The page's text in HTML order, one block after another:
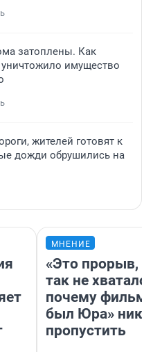
затоплены. Как
имущество
жителей готовят к
дожди обрушились на
МНЕНИЕ
«Это прорыв,
так не
почему фильм
был Юра»
пропустить